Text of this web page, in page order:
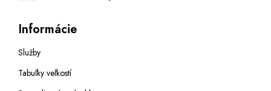
Informácie
Služby
Tabuľky veľkostí